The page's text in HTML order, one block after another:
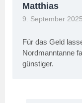
Matthias
9. September
Für das Geld
Nordmanntanne
günstiger.